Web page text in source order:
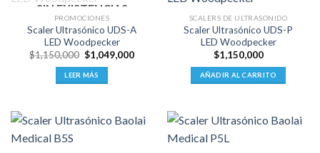
Las
opciones
se
pueden
elegir
en
de
SIN EXISTENCIAS
PROMOCIONES
Scaler Ultrasónico UDS-A
LED Woodpecker
$1,150,000 El
precio
original
era:
$1,049,000El
LEER MÁS
SCALERS DE ULTRASONIDO
Scaler Ultrasónico UDS-P
LED Woodpecker
$1,150,000
AÑADIR AL CARRITO